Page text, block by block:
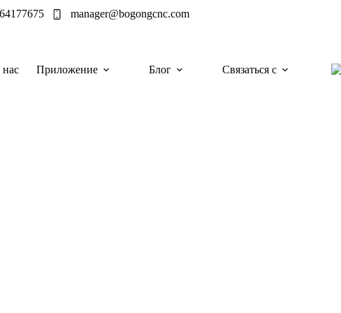
manager@bogongcnc.com
Приложение Блог Связаться с